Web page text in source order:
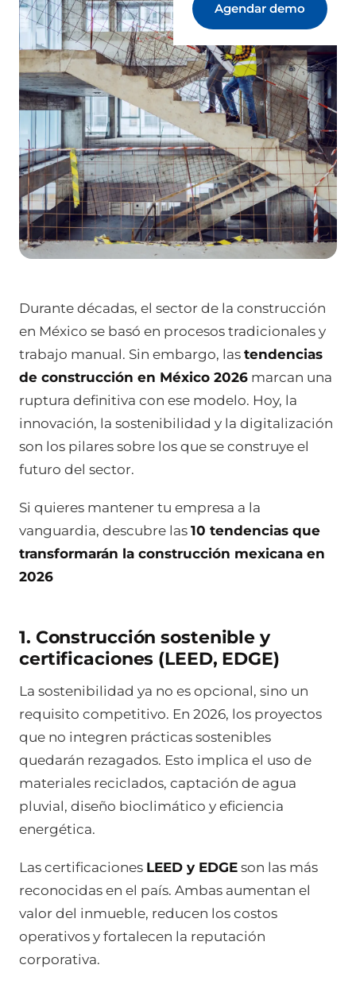
Agendar demo
Durante décadas, el sector de la construcción
en México se basó en procesos tradicionales y
trabajo manual. Sin embargo, las tendencias
de construcción en México 2026 marcan una
ruptura definitiva con ese modelo. Hoy, la
innovación, la sostenibilidad y la digitalización
son los pilares sobre los que se construye el
futuro del sector.
Si quieres mantener tu empresa a la
vanguardia, descubre las 10 tendencias que
transformarán la construcción mexicana en
2026
1. Construcción sostenible y
certificaciones (LEED, EDGE)
La sostenibilidad ya no es opcional, sino un
requisito competitivo. En 2026, los proyectos
que no integren prácticas sostenibles
quedarán rezagados. Esto implica el uso de
materiales reciclados, captación de agua
pluvial, diseño bioclimático y eficiencia
energética.
Las certificaciones LEED y EDGE son las más
reconocidas en el país. Ambas aumentan el
valor del inmueble, reducen los costos
operativos y fortalecen la reputación
corporativa.